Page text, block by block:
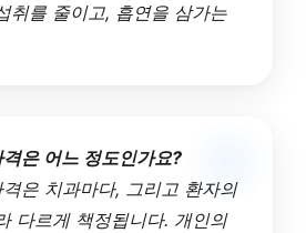
취를 줄이고, 흡연을 삼가는
은 어느 정도인가요?
은 치과마다, 그리고 환자의
다르게 책정됩니다. 개인의